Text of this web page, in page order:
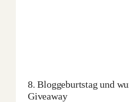
8. Bloggeburtstag und
Giveaway